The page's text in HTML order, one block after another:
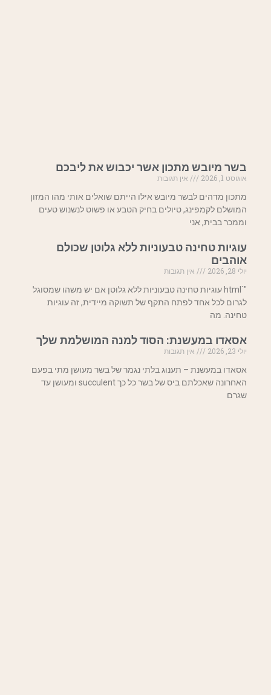
בשר מיובש מתכון אשר יכבוש את ליבכם
אוגוסט 1, 2026
אין תגובות
מתכון מדהים לבשר מיובש אילו הייתם שואלים אותי מהו המזון
המושלם לקמפינג, טיולים בחיק הטבע או פשוט לנשנוש טעים
וממכר בבית, אני
עוגיות טחינה טבעוניות ללא גלוטן שכולם
אוהבים
יולי 28, 2026
אין תגובות
"`html עוגיות טחינה טבעוניות ללא גלוטן אם יש משהו שמסוגל
לגרום לכל אחד לפתח התקף של תשוקה מיידית, זה עוגיות
טחינה. מה
אסאדו במעשנת: הסוד למנה המושלמת שלך
יולי 23, 2026
אין תגובות
אסאדו במעשנת – תענוג בלתי נגמר של בשר מעושן מתי בפעם
האחרונה שאכלתם ביס של בשר כל כך succulent ומעושן עד
שגרם